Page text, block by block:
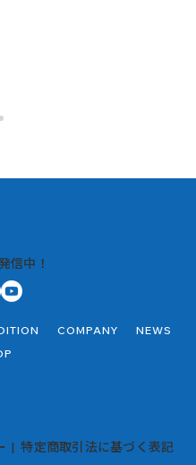
付け開始しま
|特定商取引法に基づく表記
COMPANY
NEWS
信中！